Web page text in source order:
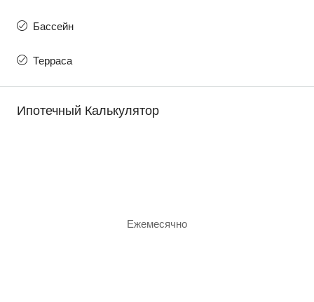
Бассейн
Терраса
Ипотечный Калькулятор
Ежемесячно